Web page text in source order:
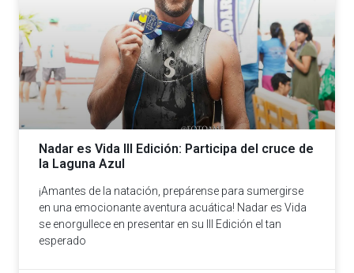
Nadar es Vida III Edición: Participa del cruce de
la Laguna Azul
¡Amantes de la natación, prepárense para sumergirse
en una emocionante aventura acuática! Nadar es Vida
se enorgullece en presentar en su III Edición el tan
esperado